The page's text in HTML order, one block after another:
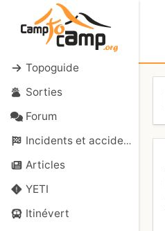
Topoguide
Sorties
Forum
Incidents et accidents
Articles
YETI
Itinévert